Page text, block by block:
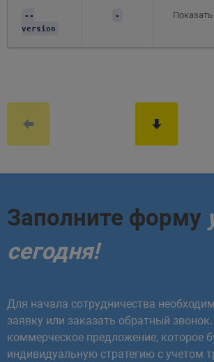
--
version
-
Заполните форму
сегодня!
Для начала сотрудничества
заявку или заказать обратный
коммерческое предложение, которое
индивидуальную стратегию с учетом